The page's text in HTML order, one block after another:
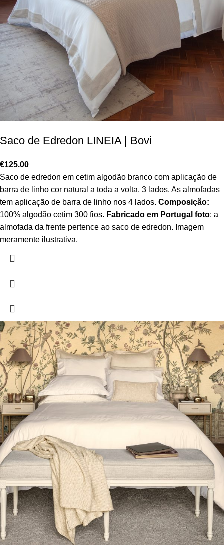
Saco de Edredon LINEIA | Bovi
€125.00
Saco de edredon em cetim algodão branco com aplicação de
barra de linho cor natural a toda a volta, 3 lados. As almofadas
tem aplicação de barra de linho nos 4 lados. Composição:
100% algodão cetim 300 fios. Fabricado em Portugal foto: a
almofada da frente pertence ao saco de edredon. Imagem
meramente ilustrativa.